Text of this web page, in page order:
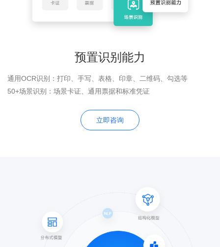
预置识别能力
通用OCR识别：打印、手写、表格、印章、二维码、勾选等
50+场景识别：场景卡证、通用票据和标准凭证
立即咨询